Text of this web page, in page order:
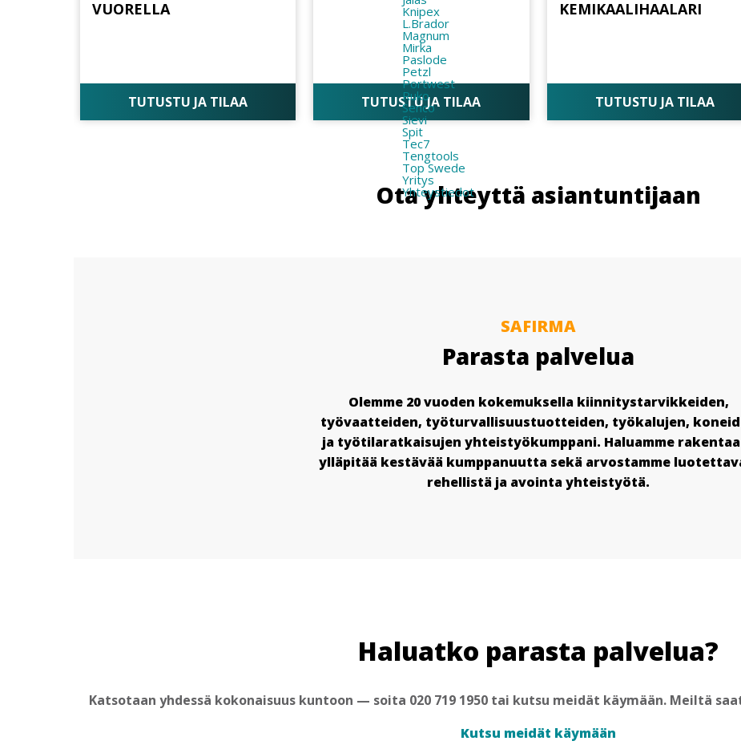
Knipex
L.Brador
Magnum
Mirka
Paslode
Petzl
Portwest
Ruko
Senco
Sievi
Spit
Tec7
Tengtools
Top Swede
Yritys
Yhteystiedot
VUORELLA
TUTUSTU JA TILAA TUTUSTU JA TILAA
KEMIKAALIHAALARI
TUTUSTU JA TILAA
Ota yhteyttä asiantuntijaan
SAFIRMA
Parasta palvelua
Olemme 20 vuoden kokemuksella kiinnitystarvikkeiden,
työvaatteiden, työturvallisuustuotteiden, työkalujen,
ja työtilaratkaisujen yhteistyökumppani. Haluamme
ylläpitää kestävää kumppanuutta sekä arvostamme
rehellistä ja avointa yhteistyötä.
Haluatko parasta palvelua?
Katsotaan yhdessä kokonaisuus kuntoon — soita 020 719 1950 tai kutsu meidät käymään. Meiltä
Kutsu meidät käymään